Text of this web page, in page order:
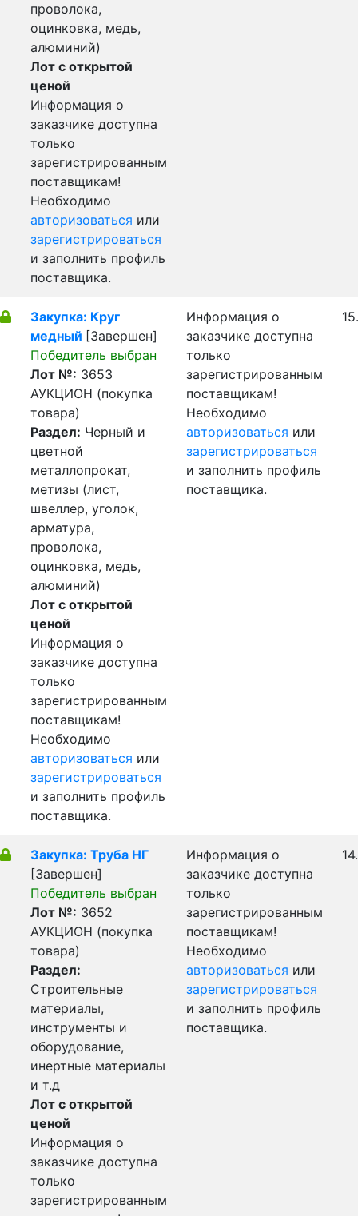
проволока,
оцинковка, медь,
алюминий)
Лот с открытой
ценой
Информация о
заказчике доступна
только
зарегистрированным
поставщикам!
Необходимо
авторизоваться или
зарегистрироваться
и заполнить профиль
поставщика.
Закупка: Круг
медный [Завершен]
Победитель выбран
Лот №: 3653
АУКЦИОН (покупка
товара)
Раздел: Черный и
цветной
металлопрокат,
метизы (лист,
швеллер, уголок,
арматура,
проволока,
оцинковка, медь,
алюминий)
Лот с открытой
ценой
Информация о
заказчике доступна
только
зарегистрированным
поставщикам!
Необходимо
авторизоваться или
зарегистрироваться
и заполнить профиль
поставщика.
Информация о
заказчике доступна
только
зарегистрированным
поставщикам!
Необходимо
авторизоваться или
зарегистрироваться
и заполнить профиль
поставщика.
Закупка: Труба НГ
[Завершен]
Победитель выбран
Лот №: 3652
АУКЦИОН (покупка
товара)
Раздел:
Строительные
материалы,
инструменты и
оборудование,
инертные материалы
и т.д
Лот с открытой
ценой
Информация о
заказчике доступна
только
зарегистрированным
Информация о
заказчике доступна
только
зарегистрированным
поставщикам!
Необходимо
авторизоваться или
зарегистрироваться
и заполнить профиль
поставщика.